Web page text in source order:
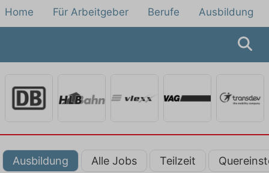
Home Für Arbeitgeber Berufe Ausbildung
Ausbildung Alle Jobs Teilzeit